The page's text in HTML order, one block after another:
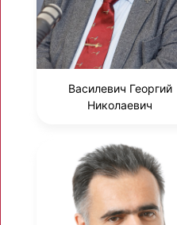
Василевич Георгий
Николаевич